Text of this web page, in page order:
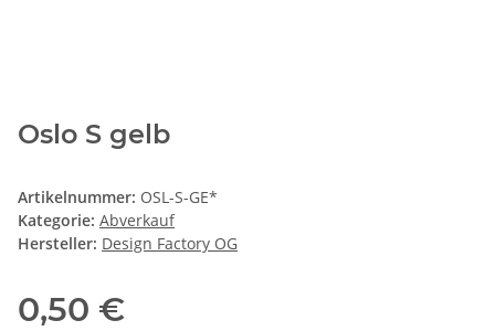
Oslo S gelb
Artikelnummer: OSL-S-GE*
Kategorie: Abverkauf
Hersteller: Design Factory OG
0,50 €